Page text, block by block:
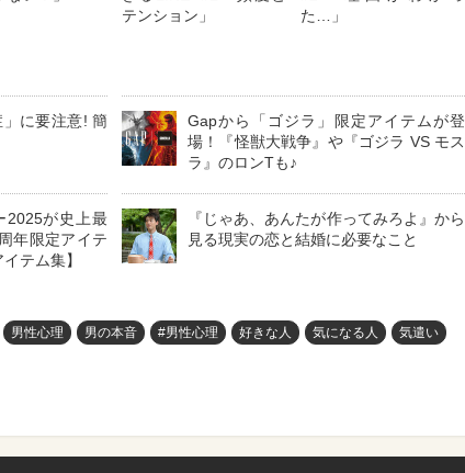
テンション」
た…」
に要注意! 簡
Gapから「ゴジラ」限定アイテムが登
場！『怪獣大戦争』や『ゴジラ VS モス
ラ』のロンTも♪
2025が史上最
年限定アイテ
テム集】
『じゃあ、あんたが作ってみろよ』から
見る現実の恋と結婚に必要なこと
男性心理 男の本音 #男性心理 好きな人 気になる人 気遣い